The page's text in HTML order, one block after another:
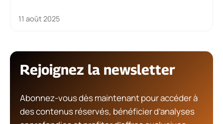
11 août 2025
Rejoignez la newsletter
Abonnez-vous dès maintenant pour accéder à
des contenus réservés, bénéficier d’analyses